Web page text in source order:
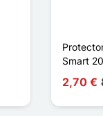
Smart
2,70 €